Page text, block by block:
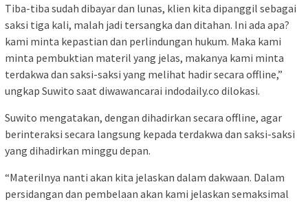
Tiba-tiba sudah dibayar dan lunas, klien kita dipanggil sebagai
saksi tiga kali, malah jadi tersangka dan ditahan. Ini ada apa?
kami minta kepastian dan perlindungan hukum. Maka kami
minta pembuktian materil yang jelas, makanya kami minta
terdakwa dan saksi-saksi yang melihat hadir secara offline,”
ungkap Suwito saat diwawancarai indodaily.co dilokasi.
Suwito mengatakan, dengan dihadirkan secara offline, agar
berinteraksi secara langsung kepada terdakwa dan saksi-saksi
yang dihadirkan minggu depan.
“Materilnya nanti akan kita jelaskan dalam dakwaan. Dalam
persidangan dan pembelaan akan kami jelaskan semaksimal